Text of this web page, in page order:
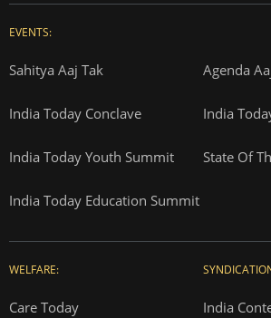
EVENTS:
Sahitya Aaj Tak Agenda
India Today Conclave India
India Today Youth Summit State Of
India Today Education Summit
WELFARE:
Care Today India